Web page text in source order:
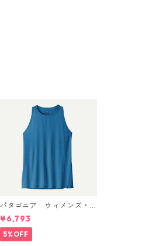
パタゴニア ウィメンズ・
キャプリーン・クール・ウ
ルトラ・タンク Aquatic Blu
e - Light Aquatic Blue X-
¥6,793
5%OFF